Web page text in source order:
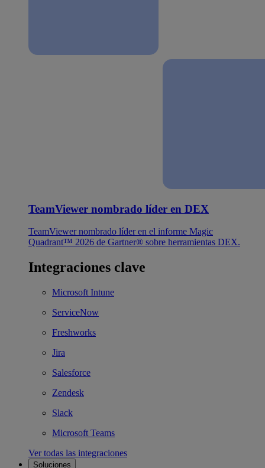
TeamViewer nombrado líder en DEX
TeamViewer nombrado líder en el informe Magic
Quadrant™ 2026 de Gartner® sobre herramientas DEX.
Integraciones clave
Microsoft Intune
ServiceNow
Freshworks
Jira
Salesforce
Zendesk
Slack
Microsoft Teams
Ver todas las integraciones
Soluciones